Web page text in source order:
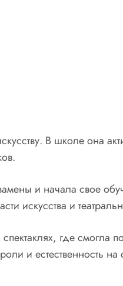
В школе она
и начала свое
искусства и
где смогла
и естественность на